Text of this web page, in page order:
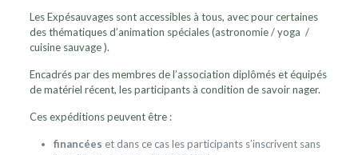
Les Expésauvages sont accessibles à tous, avec pour certaines
des thématiques d’animation spéciales (astronomie / yoga /
cuisine sauvage ).
Encadrés par des membres de l’association diplômés et équipés
de matériel récent, les participants à condition de savoir nager.
Ces expéditions peuvent être :
financées et dans ce cas les participants s’inscrivent sans